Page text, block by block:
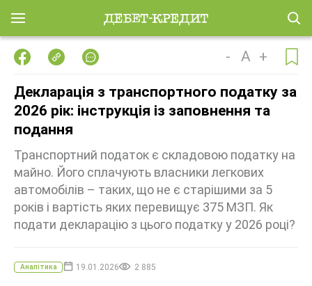
- A +
Декларація з транспортного податку за
2026 рік: інструкція із заповнення та
подання
Транспортний податок є складовою податку на
майно. Його сплачують власники легкових
автомобілів – таких, що не є старішими за 5
років і вартість яких перевищує 375 МЗП. Як
подати декларацію з цього податку у 2026 році?
Аналітика 19.01.2026 2 885